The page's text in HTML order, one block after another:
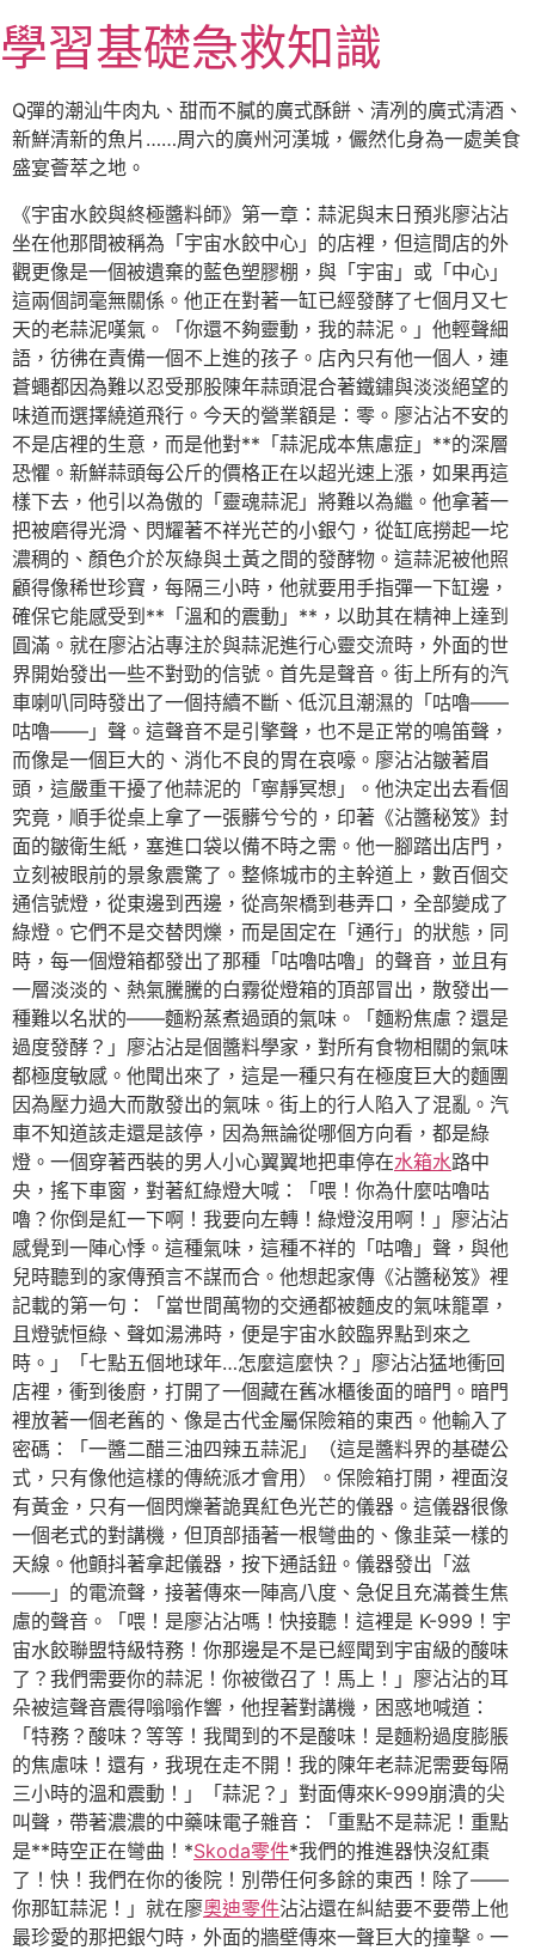
至
主
要
內
容
學習基礎急救知識
Q彈的潮汕牛肉丸、甜而不膩的廣式酥餅、清冽的廣式清酒、
新鮮清新的魚片……周六的廣州河漢城，儼然化身為一處美食
盛宴薈萃之地。
《宇宙水餃與終極醬料師》第一章：蒜泥與末日預兆廖沾沾
坐在他那間被稱為「宇宙水餃中心」的店裡，但這間店的外
觀更像是一個被遺棄的藍色塑膠棚，與「宇宙」或「中心」
這兩個詞毫無關係。他正在對著一缸已經發酵了七個月又七
天的老蒜泥嘆氣。「你還不夠靈動，我的蒜泥。」他輕聲細
語，彷彿在責備一個不上進的孩子。店內只有他一個人，連
蒼蠅都因為難以忍受那股陳年蒜頭混合著鐵鏽與淡淡絕望的
味道而選擇繞道飛行。今天的營業額是：零。廖沾沾不安的
不是店裡的生意，而是他對**「蒜泥成本焦慮症」**的深層
恐懼。新鮮蒜頭每公斤的價格正在以超光速上漲，如果再這
樣下去，他引以為傲的「靈魂蒜泥」將難以為繼。他拿著一
把被磨得光滑、閃耀著不祥光芒的小銀勺，從缸底撈起一坨
濃稠的、顏色介於灰綠與土黃之間的發酵物。這蒜泥被他照
顧得像稀世珍寶，每隔三小時，他就要用手指彈一下缸邊，
確保它能感受到**「溫和的震動」**，以助其在精神上達到
圓滿。就在廖沾沾專注於與蒜泥進行心靈交流時，外面的世
界開始發出一些不對勁的信號。首先是聲音。街上所有的汽
車喇叭同時發出了一個持續不斷、低沉且潮濕的「咕嚕——
咕嚕——」聲。這聲音不是引擎聲，也不是正常的鳴笛聲，
而像是一個巨大的、消化不良的胃在哀嚎。廖沾沾皺著眉
頭，這嚴重干擾了他蒜泥的「寧靜冥想」。他決定出去看個
究竟，順手從桌上拿了一張髒兮兮的，印著《沾醬秘笈》封
面的皺衛生紙，塞進口袋以備不時之需。他一腳踏出店門，
立刻被眼前的景象震驚了。整條城市的主幹道上，數百個交
通信號燈，從東邊到西邊，從高架橋到巷弄口，全部變成了
綠燈。它們不是交替閃爍，而是固定在「通行」的狀態，同
時，每一個燈箱都發出了那種「咕嚕咕嚕」的聲音，並且有
一層淡淡的、熱氣騰騰的白霧從燈箱的頂部冒出，散發出一
種難以名狀的——麵粉蒸煮過頭的氣味。「麵粉焦慮？還是
過度發酵？」廖沾沾是個醬料學家，對所有食物相關的氣味
都極度敏感。他聞出來了，這是一種只有在極度巨大的麵團
因為壓力過大而散發出的氣味。街上的行人陷入了混亂。汽
車不知道該走還是該停，因為無論從哪個方向看，都是綠
燈。一個穿著西裝的男人小心翼翼地把車停在水箱水路中
央，搖下車窗，對著紅綠燈大喊：「喂！你為什麼咕嚕咕
嚕？你倒是紅一下啊！我要向左轉！綠燈沒用啊！」廖沾沾
感覺到一陣心悸。這種氣味，這種不祥的「咕嚕」聲，與他
兒時聽到的家傳預言不謀而合。他想起家傳《沾醬秘笈》裡
記載的第一句：「當世間萬物的交通都被麵皮的氣味籠罩，
且燈號恒綠、聲如湯沸時，便是宇宙水餃臨界點到來之
時。」「七點五個地球年…怎麼這麼快？」廖沾沾猛地衝回
店裡，衝到後廚，打開了一個藏在舊冰櫃後面的暗門。暗門
裡放著一個老舊的、像是古代金屬保險箱的東西。他輸入了
密碼：「一醬二醋三油四辣五蒜泥」（這是醬料界的基礎公
式，只有像他這樣的傳統派才會用）。保險箱打開，裡面沒
有黃金，只有一個閃爍著詭異紅色光芒的儀器。這儀器很像
一個老式的對講機，但頂部插著一根彎曲的、像韭菜一樣的
天線。他顫抖著拿起儀器，按下通話鈕。儀器發出「滋
——」的電流聲，接著傳來一陣高八度、急促且充滿養生焦
慮的聲音。「喂！是廖沾沾嗎！快接聽！這裡是 K-999！宇
宙水餃聯盟特級特務！你那邊是不是已經聞到宇宙級的酸味
了？我們需要你的蒜泥！你被徵召了！馬上！」廖沾沾的耳
朵被這聲音震得嗡嗡作響，他捏著對講機，困惑地喊道：
「特務？酸味？等等！我聞到的不是酸味！是麵粉過度膨脹
的焦慮味！還有，我現在走不開！我的陳年老蒜泥需要每隔
三小時的溫和震動！」「蒜泥？」對面傳來K-999崩潰的尖
叫聲，帶著濃濃的中藥味電子雜音：「重點不是蒜泥！重點
是**時空正在彎曲！*Skoda零件*我們的推進器快沒紅棗
了！快！我們在你的後院！別帶任何多餘的東西！除了——
你那缸蒜泥！」就在廖奧迪零件沾沾還在糾結要不要帶上他
最珍愛的那把銀勺時，外面的牆壁傳來一聲巨大的撞擊。一